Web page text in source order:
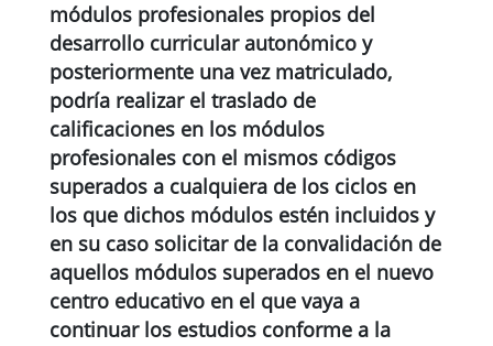
módulos profesionales propios del
desarrollo curricular autonómico y
posteriormente una vez matriculado,
podría realizar el traslado de
calificaciones en los módulos
profesionales con el mismos códigos
superados a cualquiera de los ciclos en
los que dichos módulos estén incluidos y
en su caso solicitar de la convalidación de
aquellos módulos superados en el nuevo
centro educativo en el que vaya a
continuar los estudios conforme a la